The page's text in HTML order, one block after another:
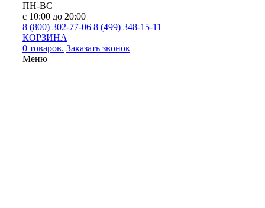
ПН-ВС
с 10:00 до 20:00
8 (800) 302-77-06 8 (499) 348-15-11
КОРЗИНА
0 товаров. Заказать звонок
Меню